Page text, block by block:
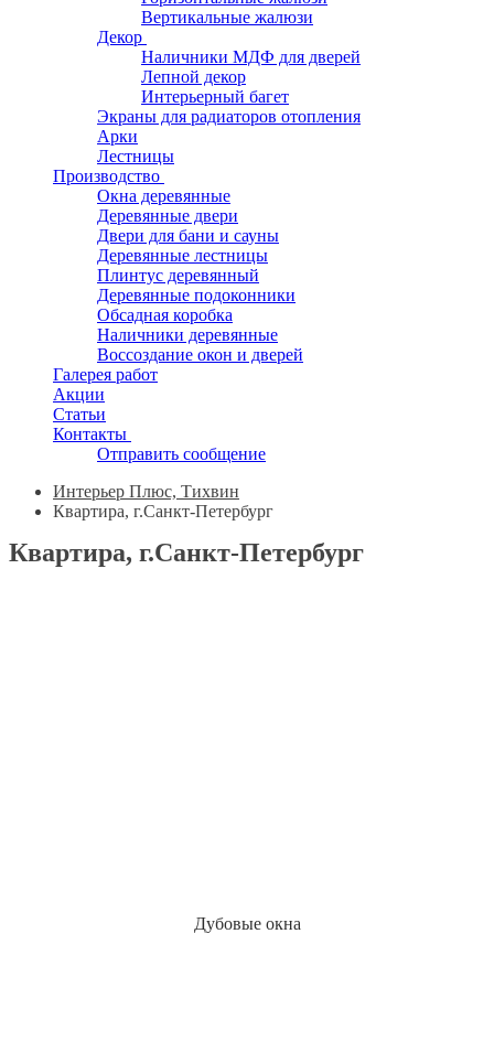
Вертикальные жалюзи
Декор
Наличники МДФ для дверей
Лепной декор
Интерьерный багет
Экраны для радиаторов отопления
Арки
Лестницы
Производство
Окна деревянные
Деревянные двери
Двери для бани и сауны
Деревянные лестницы
Плинтус деревянный
Деревянные подоконники
Обсадная коробка
Наличники деревянные
Воссоздание окон и дверей
Галерея работ
Акции
Статьи
Контакты
Отправить сообщение
Интерьер Плюс, Тихвин
Квартира, г.Санкт-Петербург
Квартира, г.Санкт-Петербург
Дубовые окна